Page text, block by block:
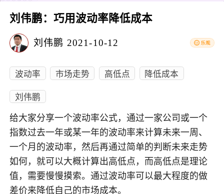
刘伟鹏：巧用波动率降低成本
刘伟鹏 2021-10-12
波动率 市场走势 高低点
降低成本
刘伟鹏
给大家分享一个波动率公式，通过一家公司或一个
指数过去一年或某一年的波动率来计算未来一周、
一个月的波动率，然后再通过简单的判断未来走势
如何，就可以大概计算出高低点，而高低点是理论
值，需要慢慢摸索。通过波动率可以最大程度的做
差价来降低自己的市场成本。